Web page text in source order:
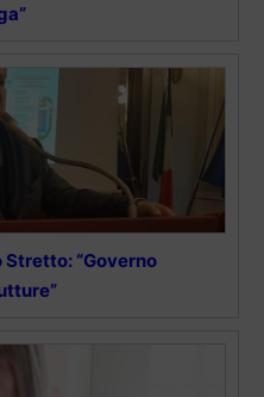
Stretto: “Governo